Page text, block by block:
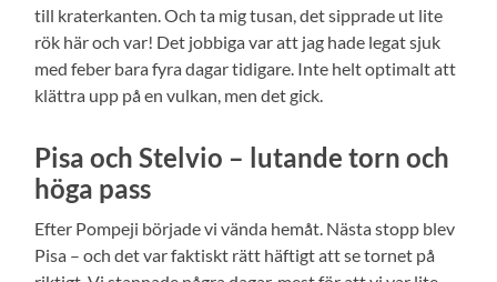
till kraterkanten. Och ta mig tusan, det sipprade ut lite
rök här och var! Det jobbiga var att jag hade legat sjuk
med feber bara fyra dagar tidigare. Inte helt optimalt att
klättra upp på en vulkan, men det gick.
Pisa och Stelvio – lutande torn och
höga pass
Efter Pompeji började vi vända hemåt. Nästa stopp blev
Pisa – och det var faktiskt rätt häftigt att se tornet på